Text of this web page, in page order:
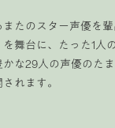
またのスター声優を
舞台に、たった1人
な29人の声優のた
れます。